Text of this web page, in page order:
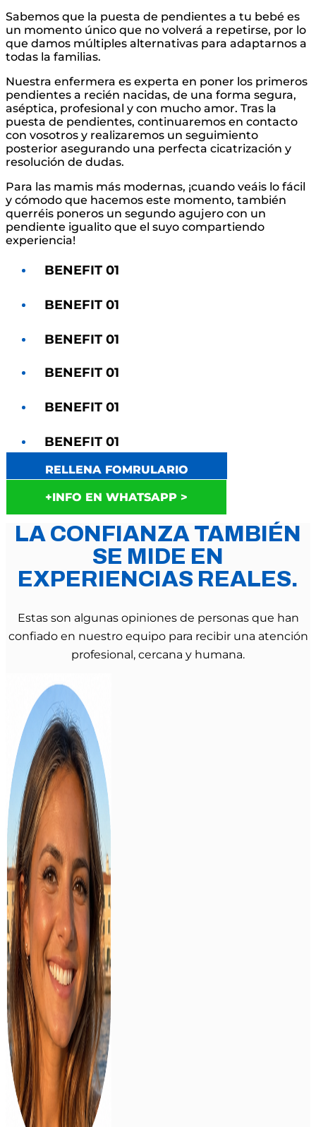
Sabemos que la puesta de pendientes a tu bebé es
un momento único que no volverá a repetirse, por lo
que damos múltiples alternativas para adaptarnos a
todas la familias.
Nuestra enfermera es experta en poner los primeros
pendientes a recién nacidas, de una forma segura,
aséptica, profesional y con mucho amor. Tras la
puesta de pendientes, continuaremos en contacto
con vosotros y realizaremos un seguimiento
posterior asegurando una perfecta cicatrización y
resolución de dudas.
Para las mamis más modernas, ¡cuando veáis lo fácil
y cómodo que hacemos este momento, también
querréis poneros un segundo agujero con un
pendiente igualito que el suyo compartiendo
experiencia!
BENEFIT 01
BENEFIT 01
BENEFIT 01
BENEFIT 01
BENEFIT 01
BENEFIT 01
RELLENA FOMRULARIO
+INFO EN WHATSAPP >
LA CONFIANZA TAMBIÉN
SE MIDE EN
EXPERIENCIAS REALES.
Estas son algunas opiniones de personas que han
confiado en nuestro equipo para recibir una atención
profesional, cercana y humana.